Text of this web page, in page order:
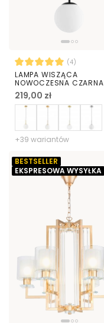
(4)
LAMPA WISZĄCA
NOWOCZESNA CZARNA
BIAŁA KULA FREDICA 15
219,00 zł
+39 wariantów
BESTSELLER
EKSPRESOWA WYSYŁKA